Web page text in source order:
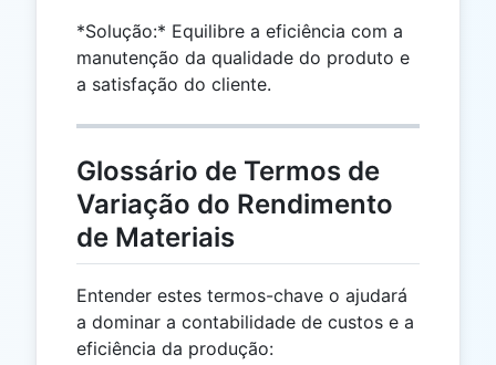
*Solução:* Equilibre a eficiência com a
manutenção da qualidade do produto e
a satisfação do cliente.
Glossário de Termos de
Variação do Rendimento
de Materiais
Entender estes termos-chave o ajudará
a dominar a contabilidade de custos e a
eficiência da produção: